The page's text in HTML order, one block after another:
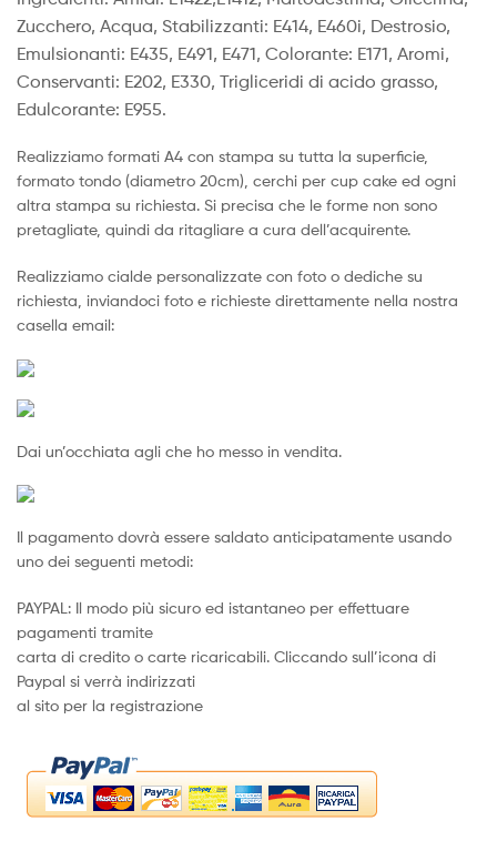
Zucchero, Acqua, Stabilizzanti: E414, E460i, Destrosio,
Emulsionanti: E435, E491, E471, Colorante: E171, Aromi,
Conservanti: E202, E330, Trigliceridi di acido grasso,
Edulcorante: E955.
Realizziamo formati A4 con stampa su tutta la superficie,
formato tondo (diametro 20cm), cerchi per cup cake ed ogni
altra stampa su richiesta. Si precisa che le forme non sono
pretagliate, quindi da ritagliare a cura dell’acquirente.
Realizziamo cialde personalizzate con foto o dediche su
richiesta, inviandoci foto e richieste direttamente nella nostra
casella email:
Dai un’occhiata agli che ho messo in vendita.
Il pagamento dovrà essere saldato anticipatamente usando
uno dei seguenti metodi:
PAYPAL: Il modo più sicuro ed istantaneo per effettuare
pagamenti tramite
carta di credito o carte ricaricabili. Cliccando sull’icona di
Paypal si verrà indirizzati
al sito per la registrazione